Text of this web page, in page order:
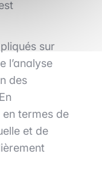
sur
l’analyse
des
termes de
et de